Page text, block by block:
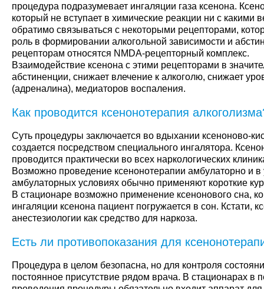
процедура подразумевает ингаляции газа ксенона.
который не вступает в химические реакции ни с
обратимо связываться с некоторыми рецепторами,
роль в формировании алкогольной зависимости и
рецепторам относятся NMDA-рецепторный комплекс.
Взаимодействие ксенона с этими рецепторами в
абстиненции, снижает влечение к алкоголю, снижает
(адреналина), медиаторов воспаления.
Как проводится ксенонотерапия
Суть процедуры заключается во вдыхании ксеноново-
создается посредством специального ингалятора.
проводится практически во всех наркологических
Возможно проведение ксенонотерапии амбулаторно и в
амбулаторных условиях обычно применяют короткие
В стационаре возможно применение ксенонового сна,
ингаляции ксенона пациент погружается в сон. Кстати,
анестезиологии как средство для наркоза.
Есть ли противопоказания для
Процедура в целом безопасна, но для контроля
постоянное присутствие рядом врача. В стационарах в